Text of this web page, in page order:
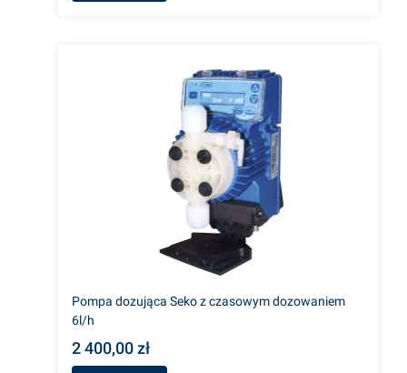
Pompa dozująca Seko z czasowym dozowaniem
6l/h
2 400,00 zł